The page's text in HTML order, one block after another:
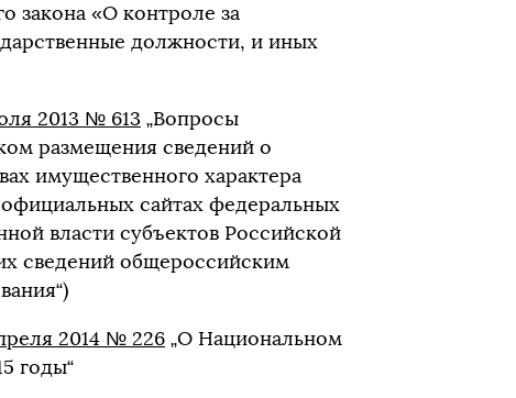
закона «О контроле за
должности, и иных
2013 № 613 „Вопросы
размещения сведений о
имущественного характера
сайтах федеральных
власти субъектов Российской
сведений общероссийским
2014 № 226 „О Национальном
годы“